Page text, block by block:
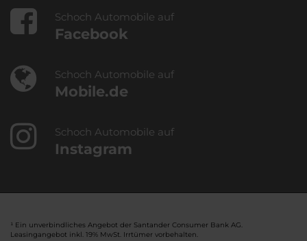
Schoch Automobile auf
Facebook
Schoch Automobile auf
Mobile.de
Schoch Automobile auf
Instagram
¹ Ein unverbindliches Angebot der Santander Consumer Bank AG.
Leasingangebot inkl. 19% MwSt. Irrtümer vorbehalten.